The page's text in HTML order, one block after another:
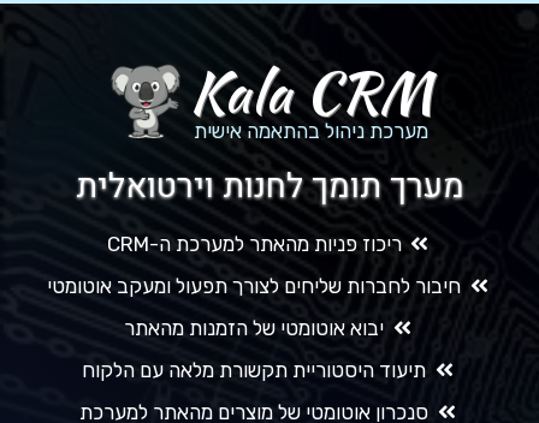
Kala CRM
מערכת ניהול בהתאמה אישית
מערך תומך לחנות וירטואלית
ריכוז פניות מהאתר למערכת ה-CRM
חיבור לחברות שליחים לצורך תפעול ומעקב אוטומטי
יבוא אוטומטי של הזמנות מהאתר
תיעוד היסטוריית תקשורת מלאה עם הלקוח
סנכרון אוטומטי של מוצרים מהאתר למערכת